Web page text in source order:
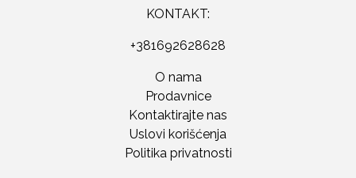
KONTAKT:
+381692628628
O nama
Prodavnice
Kontaktirajte nas
Uslovi korišćenja
Politika privatnosti